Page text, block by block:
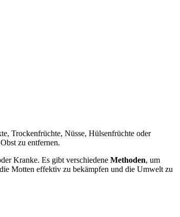
Trockenfrüchte, Nüsse, Hülsenfrüchte oder
zu entfernen.
Kranke. Es gibt verschiedene Methoden, um
Motten effektiv zu bekämpfen und die Umwelt zu